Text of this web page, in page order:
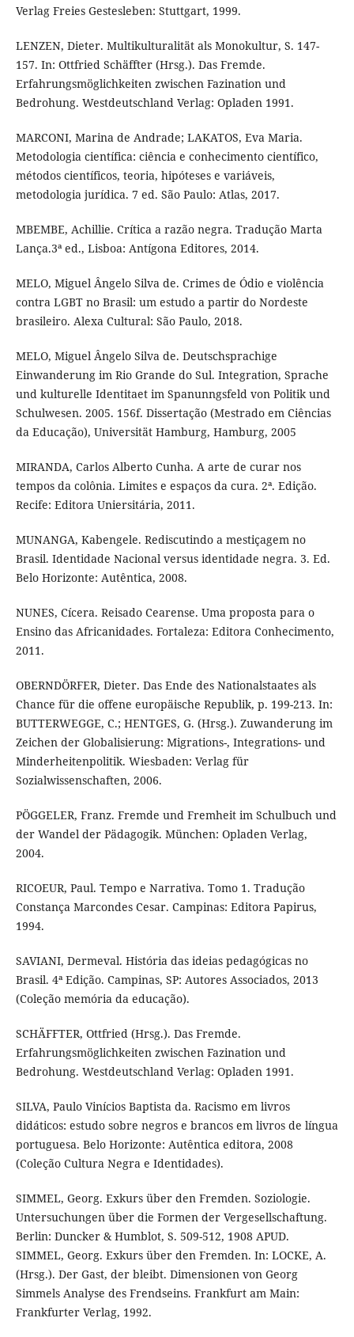
Verlag Freies Gestesleben: Stuttgart, 1999.
LENZEN, Dieter. Multikulturalität als Monokultur, S. 147-
157. In: Ottfried Schäffter (Hrsg.). Das Fremde.
Erfahrungsmöglichkeiten zwischen Fazination und
Bedrohung. Westdeutschland Verlag: Opladen 1991.
MARCONI, Marina de Andrade; LAKATOS, Eva Maria.
Metodologia científica: ciência e conhecimento científico,
métodos científicos, teoria, hipóteses e variáveis,
metodologia jurídica. 7 ed. São Paulo: Atlas, 2017.
MBEMBE, Achillie. Crítica a razão negra. Tradução Marta
Lança.3ª ed., Lisboa: Antígona Editores, 2014.
MELO, Miguel Ângelo Silva de. Crimes de Ódio e violência
contra LGBT no Brasil: um estudo a partir do Nordeste
brasileiro. Alexa Cultural: São Paulo, 2018.
MELO, Miguel Ângelo Silva de. Deutschsprachige
Einwanderung im Rio Grande do Sul. Integration, Sprache
und kulturelle Identitaet im Spanunngsfeld von Politik und
Schulwesen. 2005. 156f. Dissertação (Mestrado em Ciências
da Educação), Universität Hamburg, Hamburg, 2005
MIRANDA, Carlos Alberto Cunha. A arte de curar nos
tempos da colônia. Limites e espaços da cura. 2ª. Edição.
Recife: Editora Uniersitária, 2011.
MUNANGA, Kabengele. Rediscutindo a mestiçagem no
Brasil. Identidade Nacional versus identidade negra. 3. Ed.
Belo Horizonte: Autêntica, 2008.
NUNES, Cícera. Reisado Cearense. Uma proposta para o
Ensino das Africanidades. Fortaleza: Editora Conhecimento,
2011.
OBERNDÖRFER, Dieter. Das Ende des Nationalstaates als
Chance für die offene europäische Republik, p. 199-213. In:
BUTTERWEGGE, C.; HENTGES, G. (Hrsg.). Zuwanderung im
Zeichen der Globalisierung: Migrations-, Integrations- und
Minderheitenpolitik. Wiesbaden: Verlag für
Sozialwissenschaften, 2006.
PÖGGELER, Franz. Fremde und Fremheit im Schulbuch und
der Wandel der Pädagogik. München: Opladen Verlag,
2004.
RICOEUR, Paul. Tempo e Narrativa. Tomo 1. Tradução
Constança Marcondes Cesar. Campinas: Editora Papirus,
1994.
SAVIANI, Dermeval. História das ideias pedagógicas no
Brasil. 4ª Edição. Campinas, SP: Autores Associados, 2013
(Coleção memória da educação).
SCHÄFFTER, Ottfried (Hrsg.). Das Fremde.
Erfahrungsmöglichkeiten zwischen Fazination und
Bedrohung. Westdeutschland Verlag: Opladen 1991.
SILVA, Paulo Vinícios Baptista da. Racismo em livros
didáticos: estudo sobre negros e brancos em livros de língua
portuguesa. Belo Horizonte: Autêntica editora, 2008
(Coleção Cultura Negra e Identidades).
SIMMEL, Georg. Exkurs über den Fremden. Soziologie.
Untersuchungen über die Formen der Vergesellschaftung.
Berlin: Duncker & Humblot, S. 509-512, 1908 APUD.
SIMMEL, Georg. Exkurs über den Fremden. In: LOCKE, A.
(Hrsg.). Der Gast, der bleibt. Dimensionen von Georg
Simmels Analyse des Frendseins. Frankfurt am Main:
Frankfurter Verlag, 1992.